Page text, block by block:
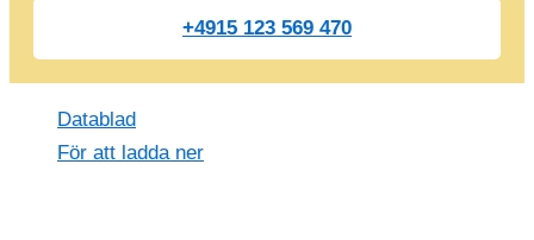
+4915 123 569 470
Datablad
För att ladda ner